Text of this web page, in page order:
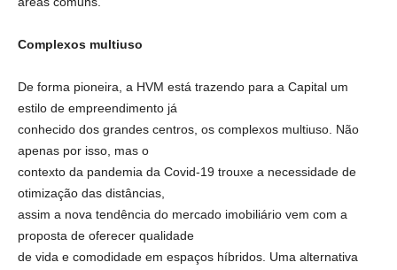
Complexos multiuso
De forma pioneira, a HVM está trazendo para a Capital um
estilo de empreendimento já
conhecido dos grandes centros, os complexos multiuso. Não
apenas por isso, mas o
contexto da pandemia da Covid-19 trouxe a necessidade de
otimização das distâncias,
assim a nova tendência do mercado imobiliário vem com a
proposta de oferecer qualidade
de vida e comodidade em espaços híbridos. Uma alternativa